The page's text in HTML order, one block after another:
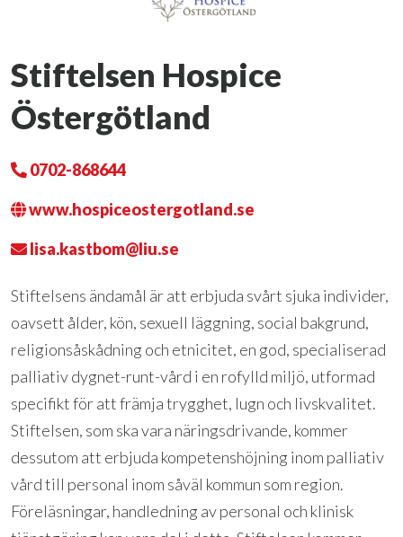
Stiftelsen Hospice
Östergötland
0702-868644
www.hospiceostergotland.se
lisa.kastbom@liu.se
Stiftelsens ändamål är att erbjuda svårt sjuka individer,
oavsett ålder, kön, sexuell läggning, social bakgrund,
religionsåskådning och etnicitet, en god, specialiserad
palliativ dygnet-runt-vård i en rofylld miljö, utformad
specifikt för att främja trygghet, lugn och livskvalitet.
Stiftelsen, som ska vara näringsdrivande, kommer
dessutom att erbjuda kompetenshöjning inom palliativ
vård till personal inom såväl kommun som region.
Föreläsningar, handledning av personal och klinisk